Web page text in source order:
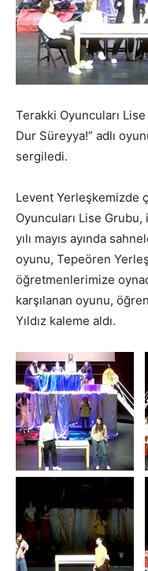
Terakki Oyuncuları
Dur Süreyya!” adlı
sergiledi.
Levent Yerleşkemizde
Oyuncuları Lise
yılı mayıs ayında
oyunu, Tepeören
öğretmenlerimize
karşılanan oyunu,
Yıldız kaleme aldı.